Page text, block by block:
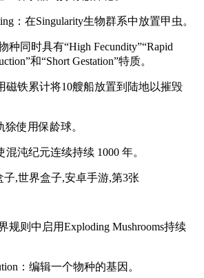
：在Singularity生物群系中放置甲虫。
种同时具有“High Fecundity”“Rapid
和“Short Gestation”特质。
磁铁累计将10艘船放置到陆地以摧毁
狳使用保龄球。
混沌纪元连续持续 1000 年。
规则中启用Exploding Mushrooms持续
：编辑一个物种的基因。